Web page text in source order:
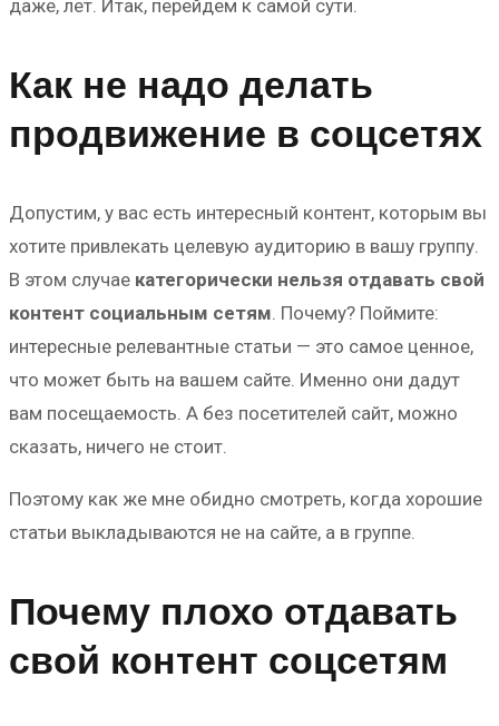
даже, лет. Итак, перейдем к самой сути.
Как не надо делать
продвижение в соцсетях
Допустим, у вас есть интересный контент, которым вы
хотите привлекать целевую аудиторию в вашу группу.
В этом случае категорически нельзя отдавать свой
контент социальным сетям . Почему? Поймите:
интересные релевантные статьи — это самое ценное,
что может быть на вашем сайте. Именно они дадут
вам посещаемость. А без посетителей сайт, можно
сказать, ничего не стоит.
Поэтому как же мне обидно смотреть, когда хорошие
статьи выкладываются не на сайте, а в группе.
Почему плохо отдавать
свой контент соцсетям